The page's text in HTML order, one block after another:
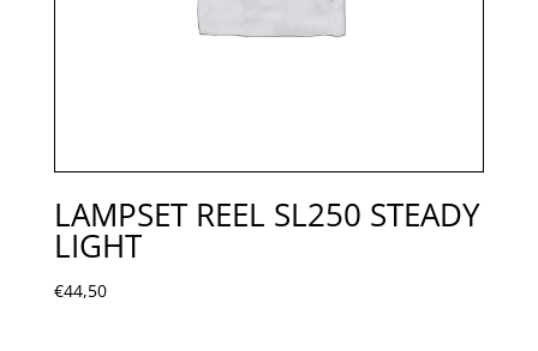
LAMPSET REEL SL250 STEADY
LIGHT
€44,50